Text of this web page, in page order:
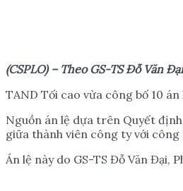
(CSPLO) – Theo GS-TS ĐỗVăn Đạ
TAND Tối cao vừa công bố 10
Nguồn án lệ dựa trên Quyết
giữa thành viên công ty với
Án lệ này do GS-TS Đỗ Văn